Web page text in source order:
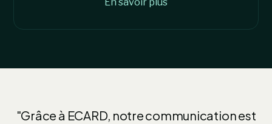
En savoir plus
"Grâce à ECARD, notre communication est